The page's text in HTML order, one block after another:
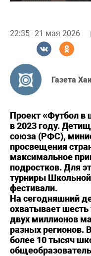
22:35 21 мая 2026
Газета
Проект «Футбол в
в 2023 году.
союза (РФС),
просвещения
максимальное
подростков. Для
турниры
фестивали.
На сегодняшний
охватывает
двух миллионов
разных регионов.
более 10 тысяч